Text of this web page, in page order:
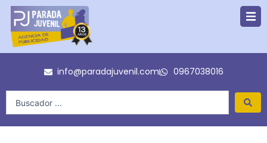
contenido
info@paradajuvenil.com 0967038016